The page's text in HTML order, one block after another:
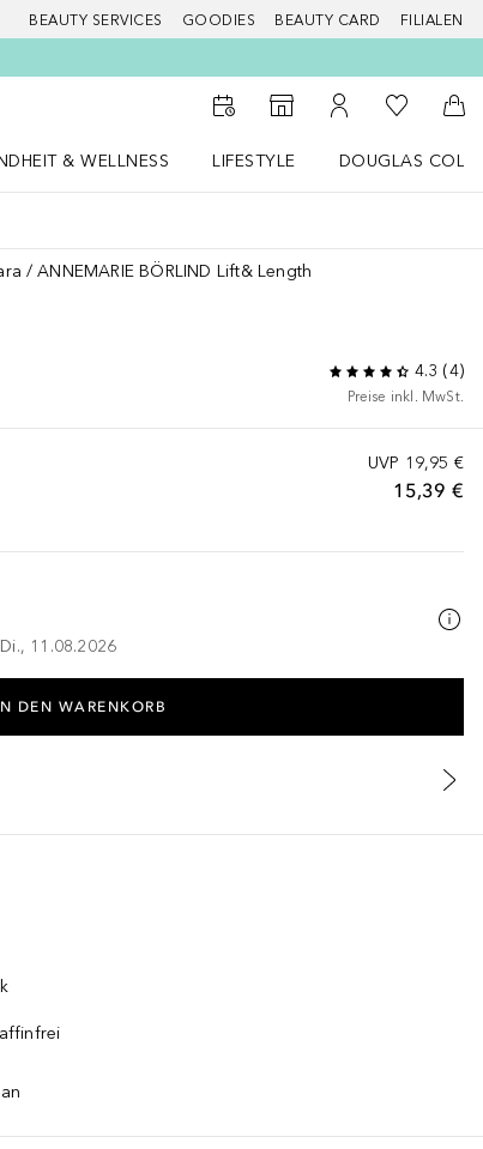
BEAUTY SERVICES GOODIES BEAUTY CARD FILIALEN
Zum Storefinder
Zu Meinem
Zu Meiner
& WELLNESS
LIFESTYLE
DOUGLAS
ANNEMARIE BÖRLIND Lift& Length
4.3 (4)
Preise inkl. MwSt.
UVP 19,95 €
15,39 €
11.08.2026
DEN WARENKORB